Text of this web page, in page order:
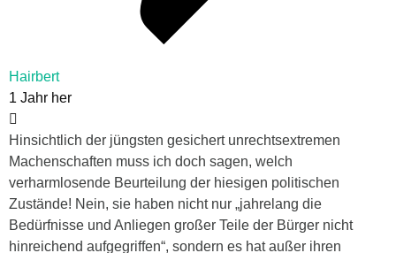
Hairbert
1 Jahr her
Hinsichtlich der jüngsten gesichert unrechtsextremen
Machenschaften muss ich doch sagen, welch
verharmlosende Beurteilung der hiesigen politischen
Zustände! Nein, sie haben nicht nur „jahrelang die
Bedürfnisse und Anliegen großer Teile der Bürger nicht
hinreichend aufgegriffen“, sondern es hat außer ihren